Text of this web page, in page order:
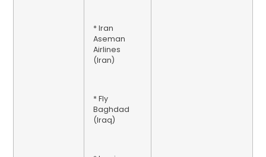
* Iran
Aseman
Airlines
(Iran)
* Fly
Baghdad
(Iraq)